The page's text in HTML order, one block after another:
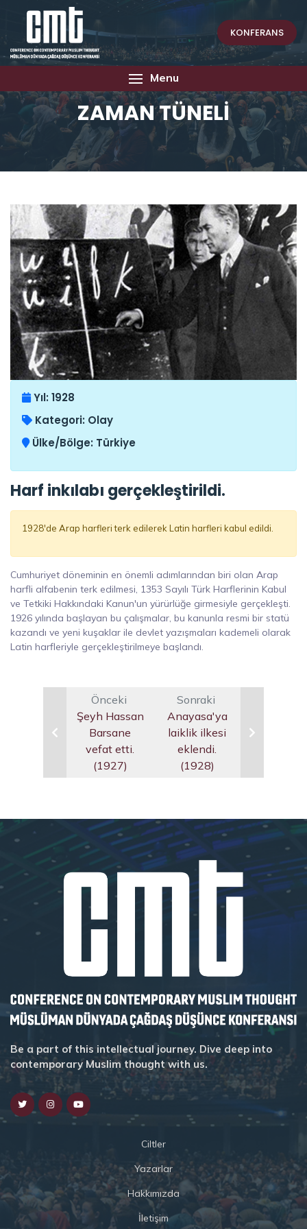
KONFERANS
Menu
ZAMAN TÜNELİ
Yıl: 1928
Kategori: Olay
Ülke/Bölge: Türkiye
Harf inkılabı gerçekleştirildi.
1928'de Arap harfleri terk edilerek Latin harfleri kabul edildi.
Cumhuriyet döneminin en önemli adımlarından biri olan Arap
harfli alfabenin terk edilmesi, 1353 Sayılı Türk Harflerinin Kabul
ve Tetkiki Hakkındaki Kanun'un yürürlüğe girmesiyle gerçekleşti.
1926 yılında başlayan bu çalışmalar, bu kanunla resmi bir statü
kazandı ve yeni kuşaklar ile devlet yazışmaları kademeli olarak
Latin harfleriyle gerçekleştirilmeye başlandı.
Önceki
Şeyh Hassan
Barsane
vefat etti.
(1927)
Sonraki
Anayasa'ya
laiklik ilkesi
eklendi.
(1928)
Be a part of this intellectual journey. Dive deep into
contemporary Muslim thought with us.
Ciltler
Yazarlar
Hakkımızda
İletişim